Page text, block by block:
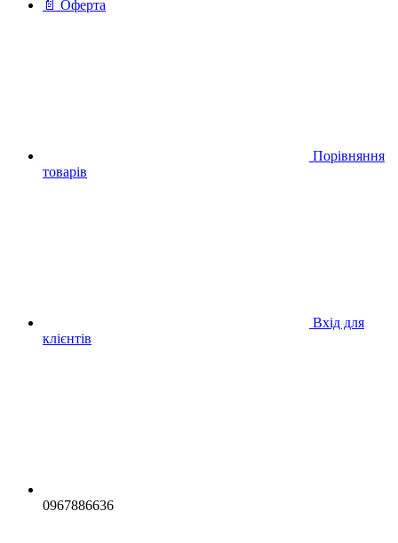
📄 Оферта
Порівняння
товарів
Вхід для
клієнтів
0967886636